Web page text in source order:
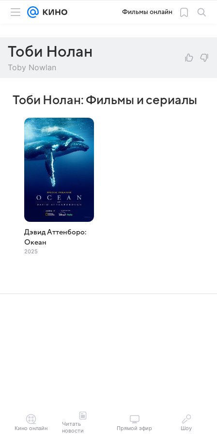
Фильмы онлайн
Тоби Нолан
Toby Nowlan
Тоби Нолан: Фильмы и сериалы
Дэвид Аттенборо:
Океан
2025
Кино онлайн
Читать
новости
Прямой эфир Шоу